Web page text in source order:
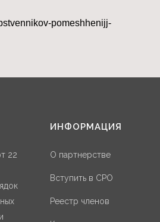
pomeshhenijj-
22
ИНФОРМАЦИЯ
О партнерстве
Вступить в СРО
Реестр членов